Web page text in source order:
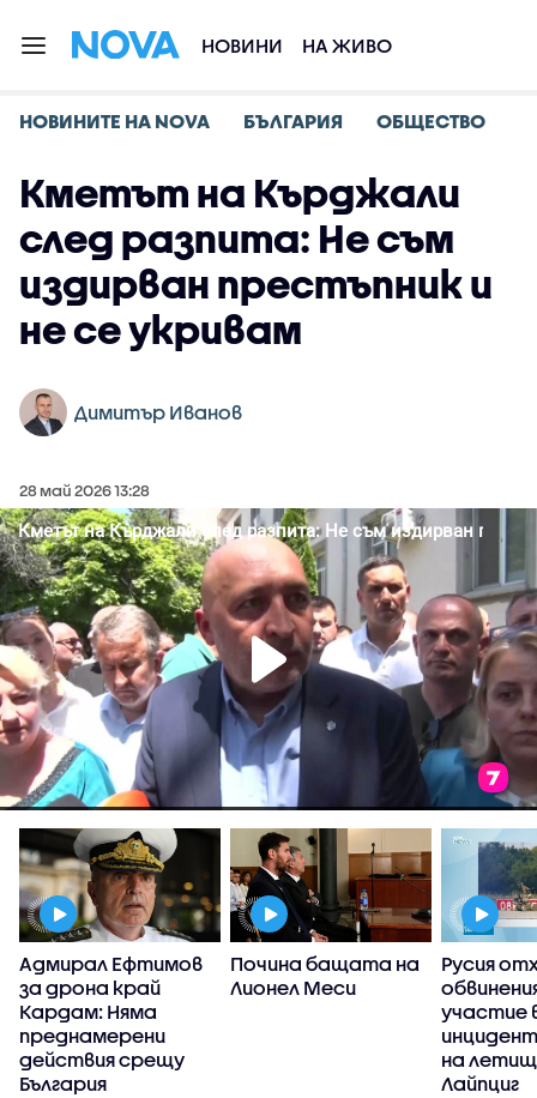
НОВИНИ НА ЖИВО
НОВИНИТЕ НА NOVA БЪЛГАРИЯ ОБЩЕСТВО
Кметът на Кърджали
след разпита: Не съм
издирван престъпник и
не се укривам
Димитър Иванов
28 май 2026 13:28
Адмирал Ефтимов
за дрона край
Кардам: Няма
преднамерени
действия срещу
България
Почина бащата на
Лионел Меси
Русия
участие
на
Лайпциг